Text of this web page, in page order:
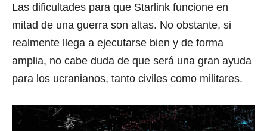
Las dificultades para que Starlink funcione en
mitad de una guerra son altas. No obstante, si
realmente llega a ejecutarse bien y de forma
amplia, no cabe duda de que será una gran ayuda
para los ucranianos, tanto civiles como militares.